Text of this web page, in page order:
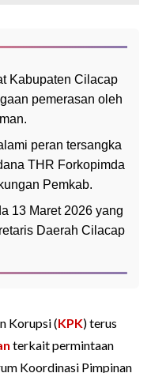
Kabupaten Cilacap
pemerasan oleh
peran tersangka
THR Forkopimda
Pemkab.
13 Maret 2026 yang
Daerah Cilacap
Korupsi (KPK) terus
terkait permintaan
Koordinasi Pimpinan